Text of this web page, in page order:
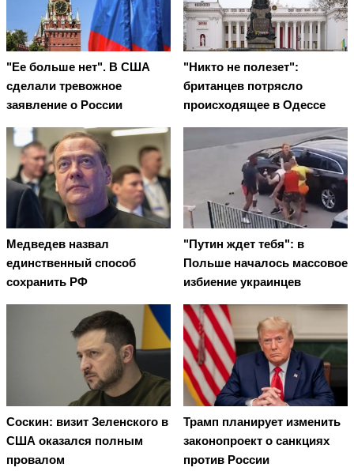
"Ее больше нет". В США
сделали тревожное
заявление о России
"Никто не полезет":
британцев потрясло
происходящее в Одессе
Медведев назвал
единственный способ
сохранить РФ
"Путин ждет тебя": в
Польше началось массовое
избиение украинцев
Соскин: визит Зеленского в
США оказался полным
провалом
Трамп планирует изменить
законопроект о санкциях
против России